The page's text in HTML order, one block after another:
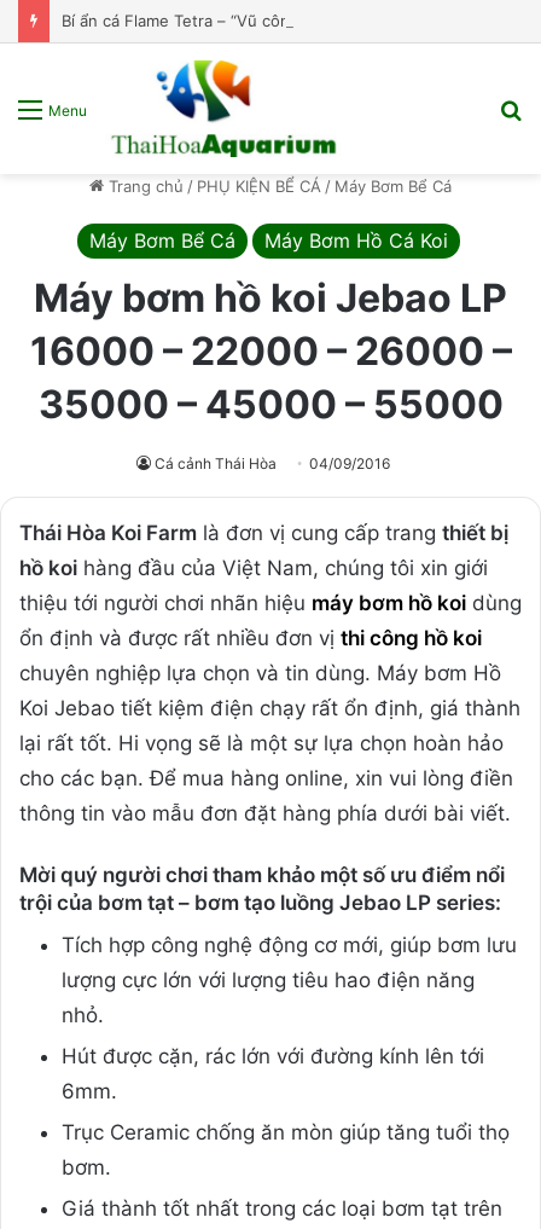
Bí ẩn cá Flame Tetra – “Vũ công samba” đến từ Brazil!
Menu
Trang chủ / PHỤ KIỆN BỂ CÁ / Máy Bơm Bể Cá
Máy Bơm Bể Cá Máy Bơm Hồ Cá Koi
Máy bơm hồ koi Jebao LP
16000 – 22000 – 26000 –
35000 – 45000 – 55000
Cá cảnh Thái Hòa 04/09/2016
Thái Hòa Koi Farm là đơn vị cung cấp trang thiết bị
hồ koi hàng đầu của Việt Nam, chúng tôi xin giới
thiệu tới người chơi nhãn hiệu máy bơm hồ koi dùng
ổn định và được rất nhiều đơn vị thi công hồ koi
chuyên nghiệp lựa chọn và tin dùng. Máy bơm Hồ
Koi Jebao tiết kiệm điện chạy rất ổn định, giá thành
lại rất tốt. Hi vọng sẽ là một sự lựa chọn hoàn hảo
cho các bạn. Để mua hàng online, xin vui lòng điền
thông tin vào mẫu đơn đặt hàng phía dưới bài viết.
Mời quý người chơi tham khảo một số ưu điểm nổi
trội của bơm tạt – bơm tạo luồng Jebao LP series:
Tích hợp công nghệ động cơ mới, giúp bơm lưu
lượng cực lớn với lượng tiêu hao điện năng
nhỏ.
Hút được cặn, rác lớn với đường kính lên tới
6mm.
Trục Ceramic chống ăn mòn giúp tăng tuổi thọ
bơm.
Giá thành tốt nhất trong các loại bơm tạt trên